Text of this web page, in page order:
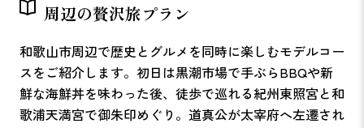
周辺の贅沢旅プラン
和歌山市周辺で歴史とグルメを同時に楽しむモデルコー
スをご紹介します。初日は黒潮市場で手ぶらBBQや新
鮮な海鮮丼を味わった後、徒歩で巡れる紀州東照宮と和
歌浦天満宮で御朱印めぐり。 道真公が太宰府へ左遷され